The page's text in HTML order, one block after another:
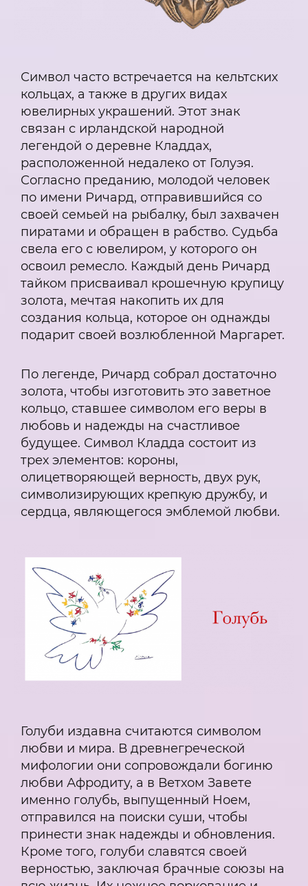
Символ часто встречается на кельтских
кольцах, а также в других видах
ювелирных украшений. Этот знак
связан с ирландской народной
легендой о деревне Кладдах,
расположенной недалеко от Голуэя.
Согласно преданию, молодой человек
по имени Ричард, отправившийся со
своей семьей на рыбалку, был захвачен
пиратами и обращен в рабство. Судьба
свела его с ювелиром, у которого он
освоил ремесло. Каждый день Ричард
тайком присваивал крошечную крупицу
золота, мечтая накопить их для
создания кольца, которое он однажды
подарит своей возлюбленной Маргарет.
По легенде, Ричард собрал достаточно
золота, чтобы изготовить это заветное
кольцо, ставшее символом его веры в
любовь и надежды на счастливое
будущее. Символ Кладда состоит из
трех элементов: короны,
олицетворяющей верность, двух рук,
символизирующих крепкую дружбу, и
сердца, являющегося эмблемой любви.
Голуби издавна считаются символом
любви и мира. В древнегреческой
мифологии они сопровождали богиню
любви Афродиту, а в Ветхом Завете
именно голубь, выпущенный Ноем,
отправился на поиски суши, чтобы
принести знак надежды и обновления.
Кроме того, голуби славятся своей
верностью, заключая брачные союзы на